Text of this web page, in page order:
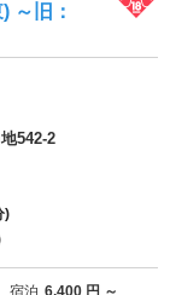
～旧：
うち4
542-2
)
宿泊 6,400 円 ～